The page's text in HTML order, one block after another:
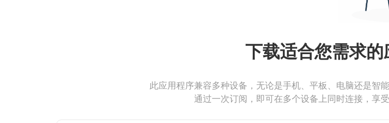
下载适合您需求的
此应用程序兼容多种设备，无论是手机、平板、电脑还是智
通过一次订阅，即可在多个设备上同时连接，享受